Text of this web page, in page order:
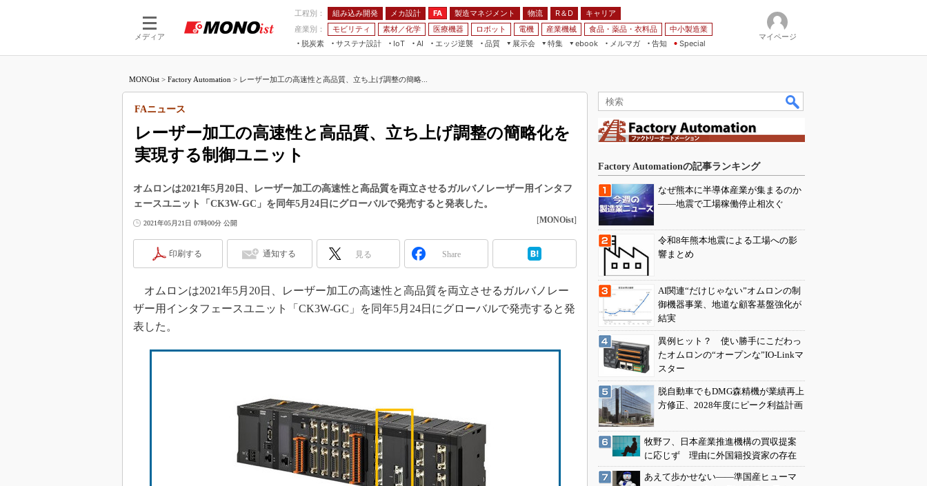
メディア
工程別： 組み込み開発 メカ設計 FA 製造マネジメント 物流 R＆D
キャリア
産業別：
モビリティ 素材／化学 医療機器 ロボット 電機 産業機械 食品・薬品・衣料品
中小製造業
脱炭素
サステナ設計
IoT
つながる工場
AI
AI×設備保全
エッジ逆襲 品質
展示会
JIMTOF
IIFES
TECHNO-FRONTIER
スマート工場EXPO
EdgeTech+
AUTOMOTIVE WORLD
特集
つながるクルマ
VR／AR
フィールドサービス
組み込み画像技術
組み込みモデリング
車載ソフト開発
ISO26262
無償設計ツール
3Dプリンタ
製造業ビッグデータ
メイドインジャパン
植物工場
ebook
モビリティ
メルマガ
告知 Special
マイページ
MONOist > Factory Automation > レーザー加工の高速性と高品質、立ち上げ調整の簡略...
レーザー加工の高速性と高品質、立ち上げ調整の簡略化を
実現する制御ユニット
FAニュース
オムロンは2021年5月20日、レーザー加工の高速性と高品質を両立させるガルバノレーザー用インタフ
ェースユニット「CK3W-GC」を同年5月24日にグローバルで発売すると発表した。
2021年05月21日 07時00分 公開 [MONOist]
印刷する 通知する 見る Share
オムロンは2021年5月20日、レーザー加工の高速性と高品質を両立させるガルバノレー
ザー用インタフェースユニット「CK3W-GC」を同年5月24日にグローバルで発売すると発
表した。
Factory Automationの記事ランキング
なぜ熊本に半導体産業が集まるのか
――地震で工場稼働停止相次ぐ
令和8年熊本地震による工場への影
響まとめ
AI関連“だけじゃない”オムロンの制
御機器事業、地道な顧客基盤強化が
結実
異例ヒット？ 使い勝手にこだわっ
たオムロンの“オープンな”IO-Linkマ
スター
脱自動車でもDMG森精機が業績再上
方修正、2028年度にピーク利益計画
牧野フ、日本産業推進機構の買収提案
に応じず 理由に外国籍投資家の存在
あえて歩かせない――準国産ヒューマ